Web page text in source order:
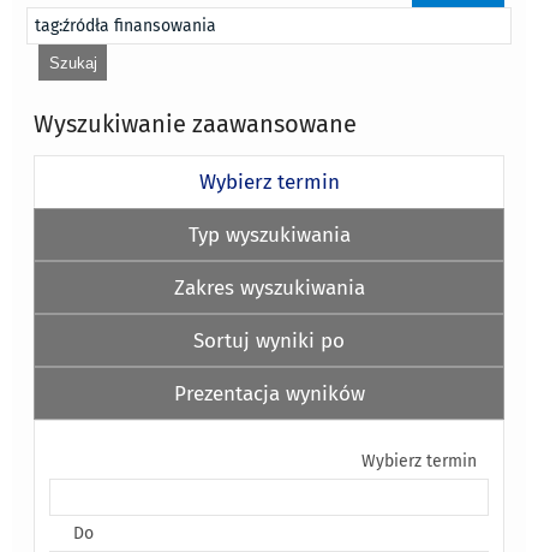
Wyszukiwanie zaawansowane
Wybierz termin
Typ wyszukiwania
Zakres wyszukiwania
Sortuj wyniki po
Prezentacja wyników
Wybierz termin
Do